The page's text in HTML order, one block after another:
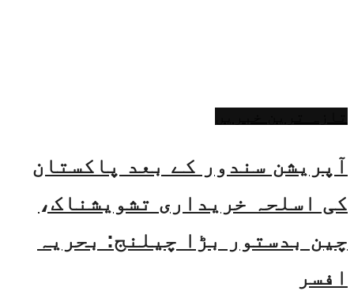
آپریشن سندور کے بعد پاکستان
کی اسلحہ خریداری تشویشناک،
چین بدستور بڑا چیلنج: بحریہ
افسر